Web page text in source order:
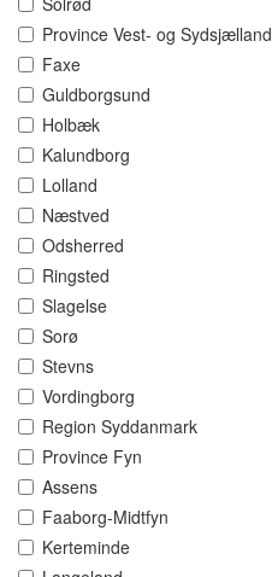
Province Vest- og Sydsjælland
Faxe
Guldborgsund
Holbæk
Kalundborg
Lolland
Næstved
Odsherred
Ringsted
Slagelse
Sorø
Stevns
Vordingborg
Region Syddanmark
Province Fyn
Assens
Faaborg-Midtfyn
Kerteminde